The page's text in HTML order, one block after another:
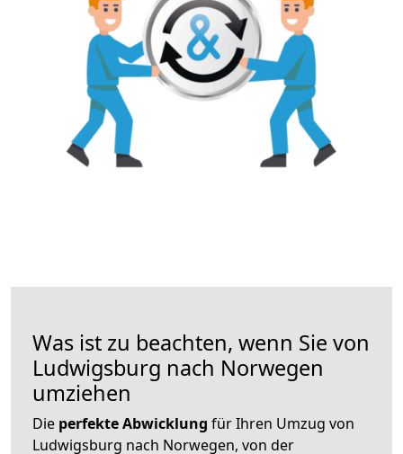
Was ist zu beachten, wenn Sie von
Ludwigsburg nach Norwegen
umziehen
Die perfekte Abwicklung für Ihren Umzug von
Ludwigsburg nach Norwegen, von der